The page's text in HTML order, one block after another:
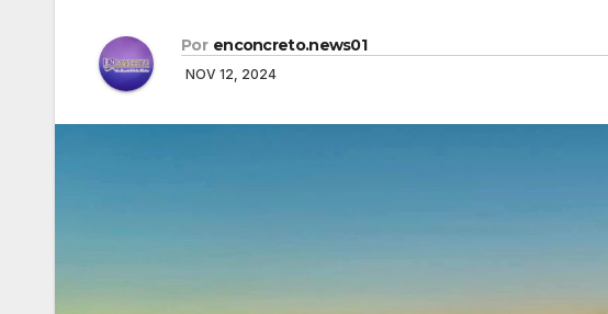
Por enconcreto.news01
NOV 12, 2024